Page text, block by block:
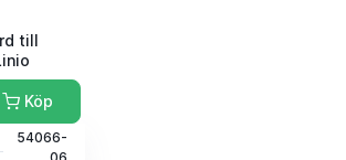
till
Köp
54066-